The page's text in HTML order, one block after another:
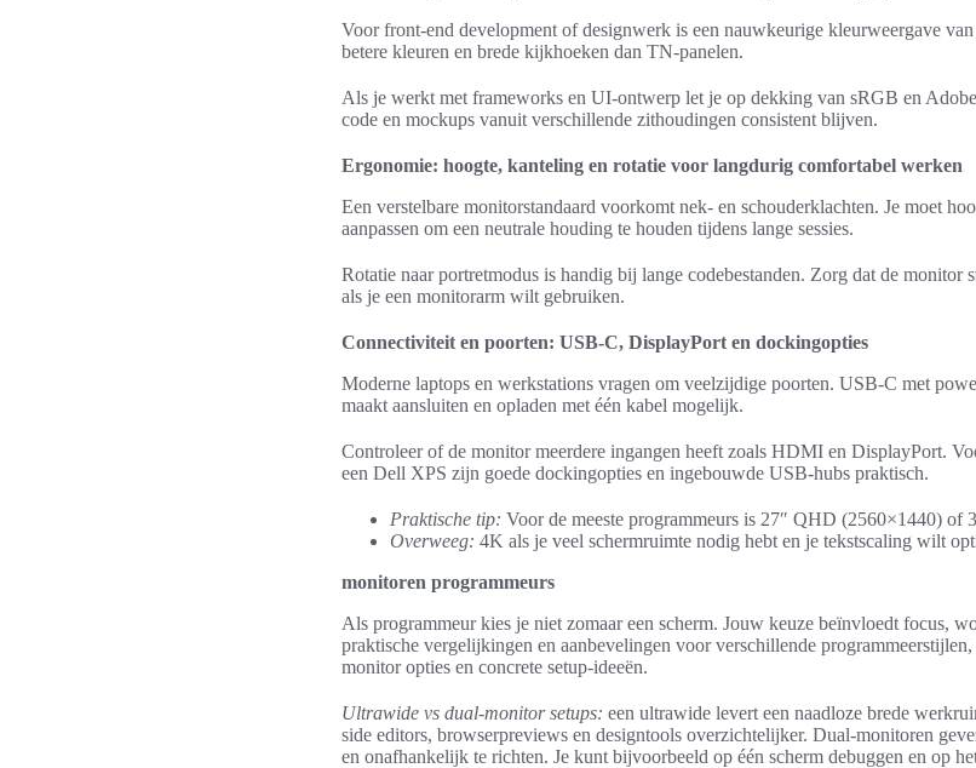
Voor front-end development of designwerk is een nauwkeurige kleurweergave
betere kleuren en brede kijkhoeken dan TN-panelen.
Als je werkt met frameworks en UI-ontwerp let je op dekking van sRGB en
code en mockups vanuit verschillende zithoudingen consistent blijven.
Ergonomie: hoogte, kanteling en rotatie voor langdurig comfortabel werken
Een verstelbare monitorstandaard voorkomt nek- en schouderklachten. Je moet
aanpassen om een neutrale houding te houden tijdens lange sessies.
Rotatie naar portretmodus is handig bij lange codebestanden. Zorg dat de monitor
als je een monitorarm wilt gebruiken.
Connectiviteit en poorten: USB-C, DisplayPort en dockingopties
Moderne laptops en werkstations vragen om veelzijdige poorten. USB-C met
maakt aansluiten en opladen met één kabel mogelijk.
Controleer of de monitor meerdere ingangen heeft zoals HDMI en DisplayPort.
een Dell XPS zijn goede dockingopties en ingebouwde USB-hubs praktisch.
Praktische tip: Voor de meeste programmeurs is 27″ QHD (2560×1440) of
Overweeg: 4K als je veel schermruimte nodig hebt en je tekstscaling wilt
monitoren programmeurs
Als programmeur kies je niet zomaar een scherm. Jouw keuze beïnvloedt focus,
praktische vergelijkingen en aanbevelingen voor verschillende
monitor opties en concrete setup-ideeën.
Ultrawide vs dual-monitor setups: een ultrawide levert een naadloze brede
side editors, browserpreviews en designtools overzichtelijker. Dual-monitoren
en onafhankelijk te richten. Je kunt bijvoorbeeld op één scherm debuggen en op